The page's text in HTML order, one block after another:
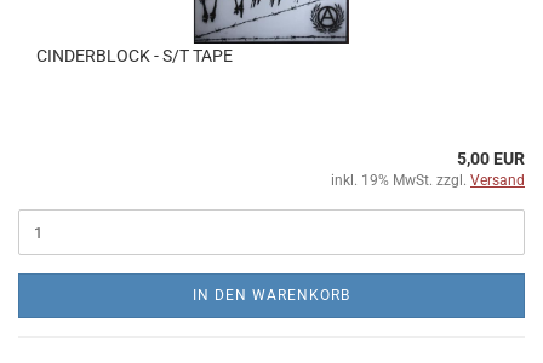
CINDERBLOCK - S/T TAPE
5,00 EUR
inkl. 19% MwSt. zzgl. Versand
IN DEN WARENKORB